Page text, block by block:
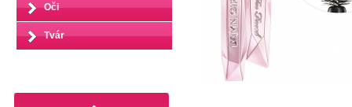
Oči
Tvár